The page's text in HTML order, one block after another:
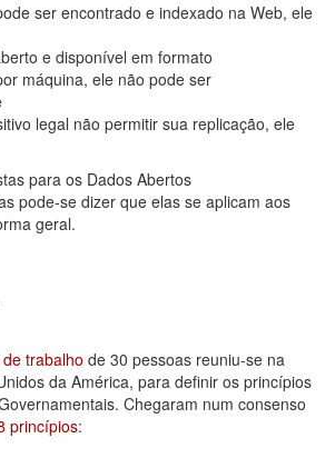
ser encontrado e indexado na Web, ele
e disponível em formato
máquina, ele não pode ser
legal não permitir sua replicação, ele
para os Dados Abertos
pode-se dizer que elas se aplicam aos
geral.
trabalho de 30 pessoas reuniu-se na
da América, para definir os princípios
Chegaram num consenso
princípios: